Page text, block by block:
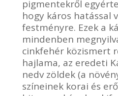
pigmentekről
hogy káros hatással
festményre. Ezek a
mindenben
cinkfehér közismert
hajlama, az eredeti
nedv zöldek (a
színeinek korai és